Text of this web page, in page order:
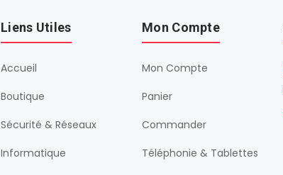
Liens Utiles
Accueil
Boutique
Sécurité & Réseaux
Informatique
Mon Compte
Mon Compte
Panier
Commander
Téléphonie & Tablettes